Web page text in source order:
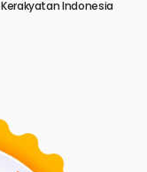
Indonesia